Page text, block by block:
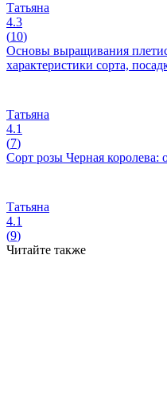
Татьяна
4.3
(10)
Основы выращивания
характеристики сорта,
Татьяна
4.1
(7)
Сорт розы Черная
Татьяна
4.1
(9)
Читайте также